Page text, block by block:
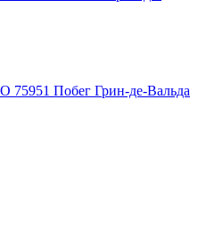
75951 Побег Грин-де-Вальда